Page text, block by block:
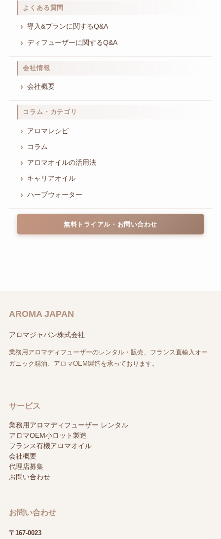
よくある質問
導入&プランに関するQ&A
ディフューザーに関するQ&A
会社情報
会社概要
コラム・カテゴリ
アロマレシピ
コラム
アロマオイルの活用法
キャリアオイル
ハーブウォーター
無料トライアル・お問い合わせ
AROMA JAPAN
アロマジャパン株式会社
業務用アロマディフューザーのレンタル・販売、フランス直輸入オー
ガニック精油、アロマOEM製造を承っております。
サービス
業務用アロマディフューザー レンタル
アロマOEM小ロット製造
フランス有機アロマオイル
会社概要
代理店募集
お問い合わせ
お問い合わせ
〒167-0023